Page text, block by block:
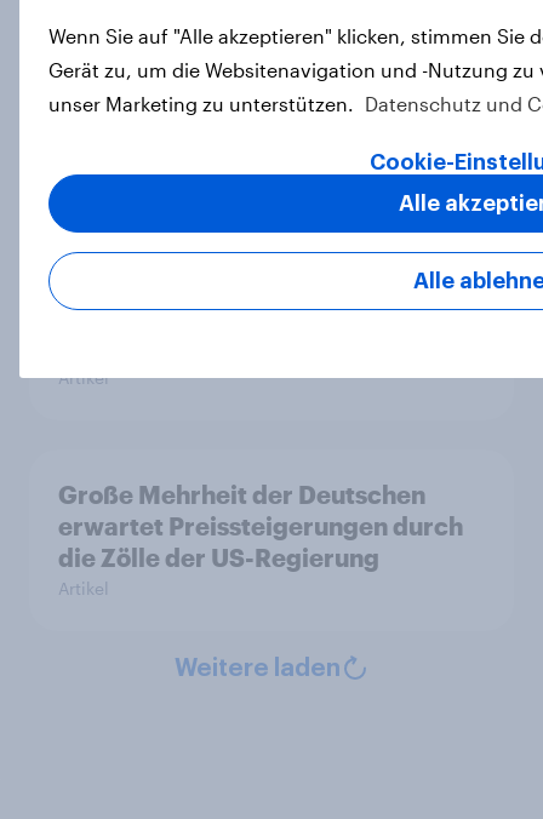
Genf in der Schweizer Bevölkerung,
mehr Zurückhaltung bei
Unterstützung durch Bundesmittel
Große Mehrheit der Deutschen
Preissteigerungen aufgrund der
Artikel
Große Mehrheit der Deutschen
erwartet Preissteigerungen durch
die Zölle der US-Regierung
Artikel
Weitere laden
Wenn Sie auf "Alle akzeptieren" klicken, stimmen Sie
Gerät zu, um die Websitenavigation und -Nutzung
unser Marketing zu unterstützen. Datenschutz und
Cookie-
Alle
Alle